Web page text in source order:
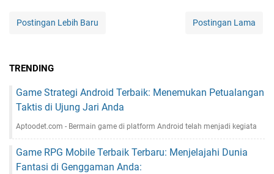
Postingan Lebih Baru Postingan Lama
TRENDING
Game Strategi Android Terbaik: Menemukan Petualangan
Taktis di Ujung Jari Anda
Aptoodet.com - Bermain game di platform Android telah menjadi kegiata
Game RPG Mobile Terbaik Terbaru: Menjelajahi Dunia
Fantasi di Genggaman Anda: